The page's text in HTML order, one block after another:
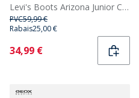
Levi's Boots Arizona Junior Camel 0138
PVC59,99 €
Rabais25,00 €
Current
34,99 €